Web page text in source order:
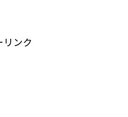
リンク